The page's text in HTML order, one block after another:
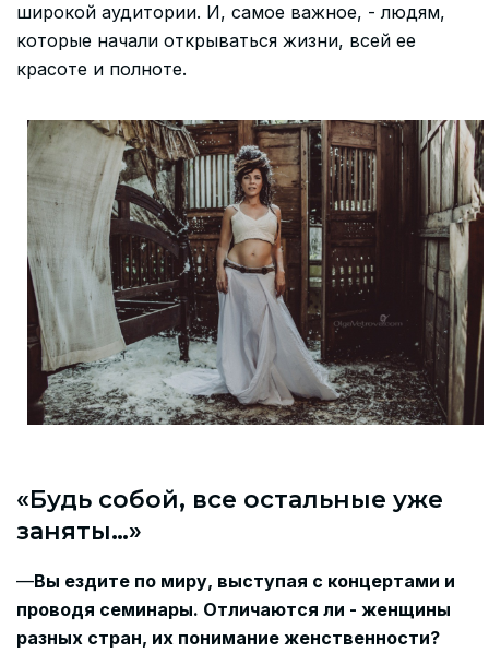
широкой аудитории. И, самое важное, - людям,
которые начали открываться жизни, всей ее
красоте и полноте.
«Будь собой, все остальные уже
заняты…»
—Вы ездите по миру, выступая с концертами и
проводя семинары. Отличаются ли - женщины
разных стран, их понимание женственности?